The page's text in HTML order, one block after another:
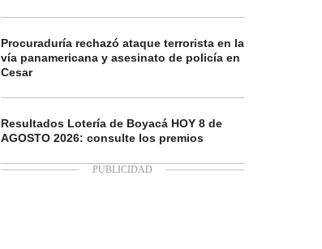
Procuraduría rechazó ataque terrorista en la
vía panamericana y asesinato de policía en
Cesar
Resultados Lotería de Boyacá HOY 8 de
AGOSTO 2026: consulte los premios